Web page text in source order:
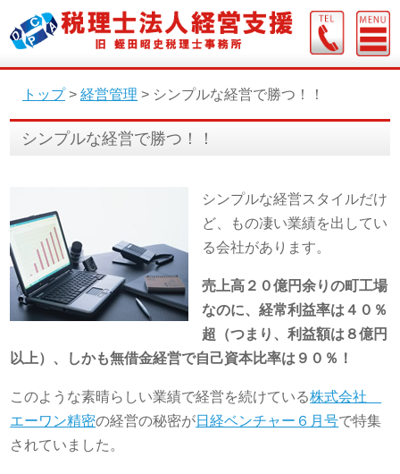
トップ> 経営管理 > シンプルな経営で勝つ！！
シンプルな経営で勝つ！！
シンプルな経営スタイルだけ
ど、もの凄い業績を出してい
る会社があります。
売上高２０億円余りの町工場
なのに、経常利益率は４０％
超（つまり、利益額は８億円
以上）、しかも無借金経営で自己資本比率は９０％！
このような素晴らしい業績で経営を続けている株式会社
エーワン精密の経営の秘密が日経ベンチャー６月号で特集
されていました。